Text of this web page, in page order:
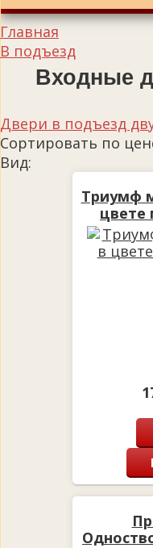
Главная
В подъезд
Входные
Двери в подъезд
Сортировать по
Вид:
Триумф
цвете